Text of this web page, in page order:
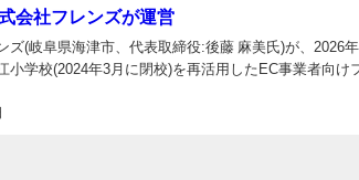
会社フレンズが運営
ズ(岐阜県海津市、代表取締役:後藤 麻美氏)が、2026
小学校(2024年3月に閉校)を再活用したEC事業者向け